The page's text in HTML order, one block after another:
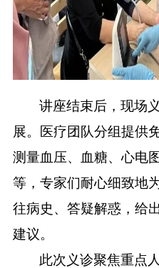
讲座结束后，现场
展。医疗团队分组提供
测量血压、血糖、心电
等，专家们耐心细致地
往病史、答疑解惑，给
建议。
此次义诊聚焦重点